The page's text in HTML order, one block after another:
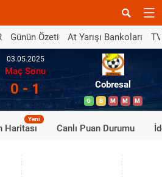
Günün Özeti At Yarışı Bankoları
03.05.2025
Maç Sonu
0 - 1 Cobresal
G B M M M
Haritası
Yeni
Canlı Puan Durumu